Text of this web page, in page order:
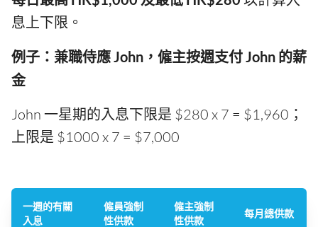
息上下限。
例子：兼職侍應 John，僱主按週支付 John 的薪
金
John 一星期的入息下限是 $280 x 7 = $1,960；
上限是 $1000 x 7 = $7,000
一週的有關
入息
僱員強制
性供款
僱主強制
性供款
每月總供款